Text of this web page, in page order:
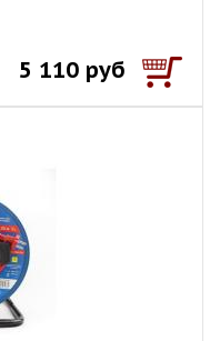
5 110 руб